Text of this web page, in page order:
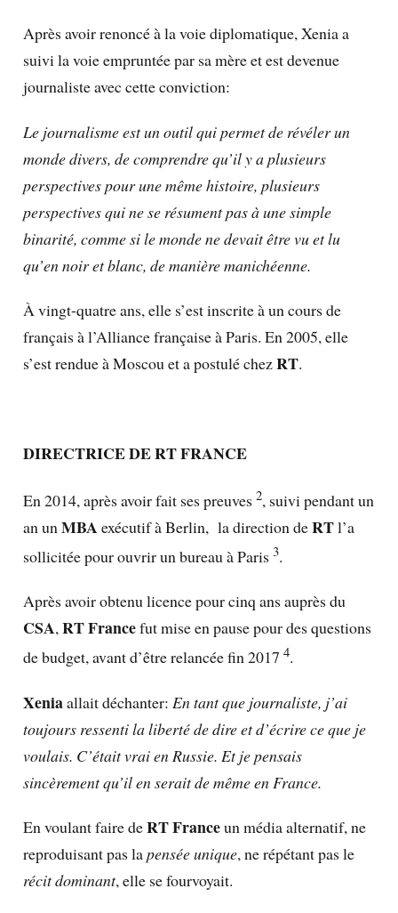
Après avoir renoncé à la voie diplomatique, Xenia a
suivi la voie empruntée par sa mère et est devenue
journaliste avec cette conviction:
Le journalisme est un outil qui permet de révéler un
monde divers, de comprendre qu’il y a plusieurs
perspectives pour une même histoire, plusieurs
perspectives qui ne se résument pas à une simple
binarité, comme si le monde ne devait être vu et lu
qu’en noir et blanc, de manière manichéenne.
À vingt-quatre ans, elle s’est inscrite à un cours de
français à l’Alliance française à Paris. En 2005, elle
s’est rendue à Moscou et a postulé chezRT.
DIRECTRICE DE RT FRANCE
En 2014, après avoir fait ses preuves 2, suivi pendant un
an unMBAexécutif à Berlin, la direction deRTl’a
sollicitée pour ouvrir un bureau à Paris 3.
Après avoir obtenu licence pour cinq ans auprès du
CSA,RT Francefut mise en pause pour des questions
de budget, avant d’être relancée fin 2017 4.
Xeniaallait déchanter: En tant que journaliste, j’ai
toujours ressenti la liberté de dire et d’écrire ce que je
voulais. C’était vrai en Russie. Et je pensais
sincèrement qu’il en serait de même en France.
En voulant faire deRT Franceun média alternatif, ne
reproduisant pas lapensée unique, ne répétant pas le
récit dominant, elle se fourvoyait.